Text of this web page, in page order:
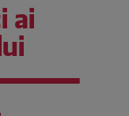
ai